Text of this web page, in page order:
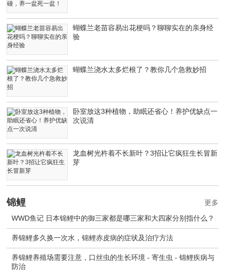
蝴蝶兰老苗容易出花梗吗？聊聊实在的亲身经
验
蝴蝶兰浇水太多烂根了？教你几个急救妙招
卧室放这3种植物，助眠还省心！养护优缺点一
次说清
龙血树光杵着不长新叶？3招让它疯狂生长冒新
芽
锦鲤
WWD鱼记 日本锦鲤中的御三家都是哪三家和大四家分别指什么？
养锦鲤多久换一次水，锦鲤赤皮病的症状及治疗方法
养锦鲤养殖场需要注意，口丝虫的生长环境 - 寄生虫 - 锦鲤疾病与
防治
更多